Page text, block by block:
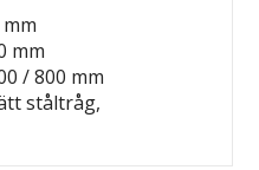
mm
/ 800 mm
ståltråg,